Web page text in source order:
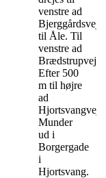
venstre ad
Bjerggårdsvej
til Åle. Til
venstre ad
Brædstrupvej.
Efter 500
m til højre
ad
Hjortsvangvej.
Munder
ud i
Borgergade
i
Hjortsvang.